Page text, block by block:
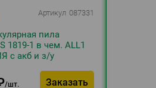
Артикул 087331
пила
1819-1 в чем. ALL1
с акб и з/у
шт. Заказать